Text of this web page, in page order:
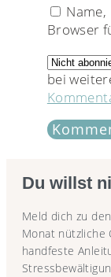
Browser
bei
Du willst
Meld dich zu
Monat nützliche
handfeste